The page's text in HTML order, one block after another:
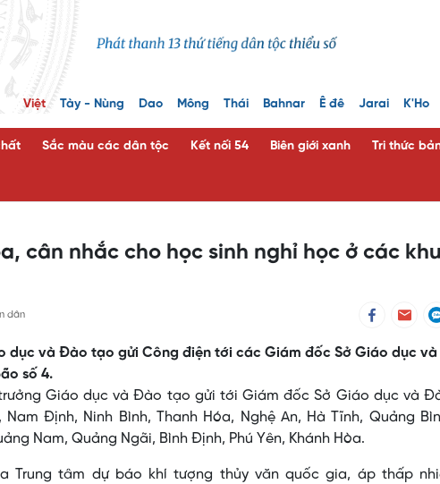
Việt Tày - Nùng Dao Mông Thái Bahnar Ê đê Jarai K'Ho
Sắc màu các dân tộc Kết nối 54 Biên giới xanh Tri thức
cân nhắc cho học sinh nghỉ học ở các khu
dân
dục và Đào tạo gửi Công điện tới các Giám đốc Sở Giáo dục và
số 4.
Giáo dục và Đào tạo gửi tới Giám đốc Sở Giáo dục và
Định, Ninh Bình, Thanh Hóa, Nghệ An, Hà Tĩnh, Quảng
Nam, Quảng Ngãi, Bình Định, Phú Yên, Khánh Hòa.
Trung tâm dự báo khí tượng thủy văn quốc gia, áp thấp